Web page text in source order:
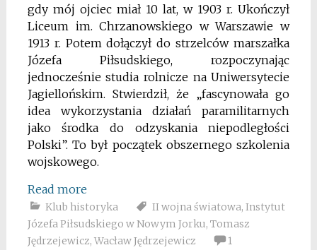
gdy mój ojciec miał 10 lat, w 1903 r. Ukończył
Liceum im. Chrzanowskiego w Warszawie w
1913 r. Potem dołączył do strzelców marszałka
Józefa Piłsudskiego, rozpoczynając
jednocześnie studia rolnicze na Uniwersytecie
Jagiellońskim. Stwierdził, że „fascynowała go
idea wykorzystania działań paramilitarnych
jako środka do odzyskania niepodległości
Polski”. To był początek obszernego szkolenia
wojskowego.
Read more
Klub historyka II wojna światowa, Instytut
Józefa Piłsudskiego w Nowym Jorku, Tomasz
Jędrzejewicz, Wacław Jędrzejewicz
1